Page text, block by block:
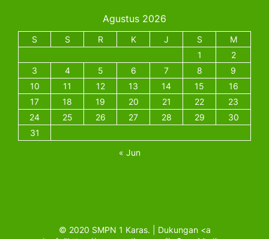
Agustus 2026
S S R K J S
M
1
2
3
4 5 6 7 8
9
10
11 12 13 14 15
16
17
18 19 20 21 22
23
24
25 26 27 28 29
30
31
« Jun
© 2020 SMPN 1 Karas. | Dukungan <a